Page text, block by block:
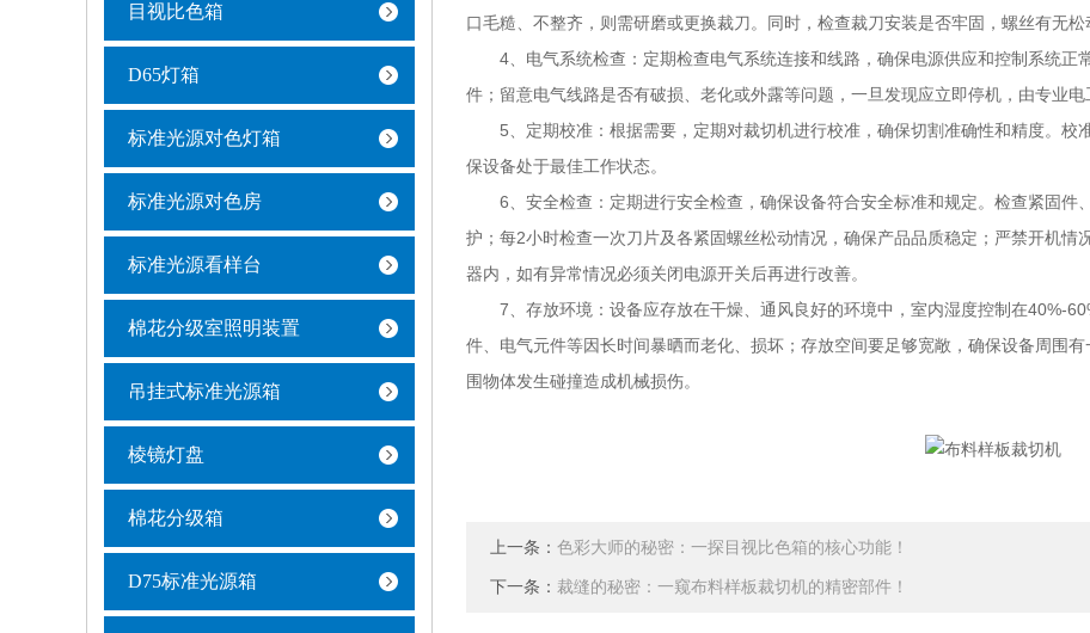
目视比色箱
D65灯箱
标准光源对色灯箱
标准光源对色房
标准光源看样台
棉花分级室照明装置
吊挂式标准光源箱
棱镜灯盘
棉花分级箱
D75标准光源箱
口毛糙、不整齐，则需研磨或更换裁刀。同时，检查裁刀安装是否牢固，螺丝有无松
4、电气系统检查：定期检查电气系统连接和线路，确保电源供应和控制系统正
件；留意电气线路是否有破损、老化或外露等问题，一旦发现应立即停机，由专业电
5、定期校准：根据需要，定期对裁切机进行校准，确保切割准确性和精度。校
保设备处于最佳工作状态。
6、安全检查：定期进行安全检查，确保设备符合安全标准和规定。检查紧固件
护；每2小时检查一次刀片及各紧固螺丝松动情况，确保产品品质稳定；严禁开机
器内，如有异常情况必须关闭电源开关后再进行改善。
7、存放环境：设备应存放在干燥、通风良好的环境中，室内湿度控制在40%-
件、电气元件等因长时间暴晒而老化、损坏；存放空间要足够宽敞，确保设备周围
围物体发生碰撞造成机械损伤。
上一条： 色彩大师的秘密：一探目视比色箱的核心功能！
下一条： 裁缝的秘密：一窥布料样板裁切机的精密部件！